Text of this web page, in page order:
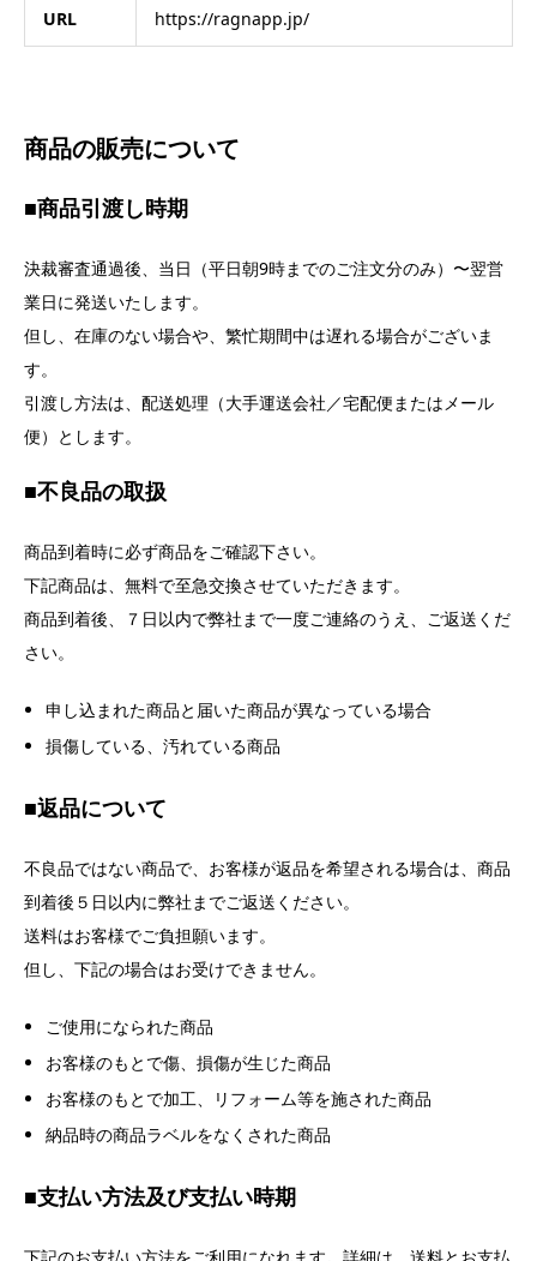
URL https://ragnapp.jp/
商品の販売について
■商品引渡し時期
決裁審査通過後、当日（平日朝9時までのご注文分のみ）〜翌営
業日に発送いたします。
但し、在庫のない場合や、繁忙期間中は遅れる場合がございま
す。
引渡し方法は、配送処理（大手運送会社／宅配便またはメール
便）とします。
■不良品の取扱
商品到着時に必ず商品をご確認下さい。
下記商品は、無料で至急交換させていただきます。
商品到着後、７日以内で弊社まで一度ご連絡のうえ、ご返送くだ
さい。
申し込まれた商品と届いた商品が異なっている場合
損傷している、汚れている商品
■返品について
不良品ではない商品で、お客様が返品を希望される場合は、商品
到着後５日以内に弊社までご返送ください。
送料はお客様でご負担願います。
但し、下記の場合はお受けできません。
ご使用になられた商品
お客様のもとで傷、損傷が生じた商品
お客様のもとで加工、リフォーム等を施された商品
納品時の商品ラベルをなくされた商品
■支払い方法及び支払い時期